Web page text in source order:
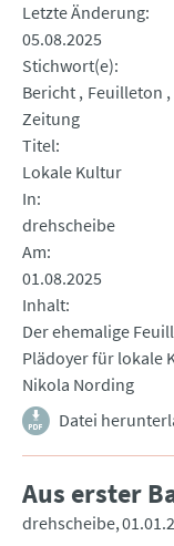
Letzte Änderung
05.08.2025
Stichwort(e)
Bericht Feuilleton
Zeitung
Titel
Lokale Kultur
In
drehscheibe
Am
01.08.2025
Inhalt
Der ehemalige
Plädoyer für lokale
Nikola Nording
Datei
Aus erster
drehscheibe